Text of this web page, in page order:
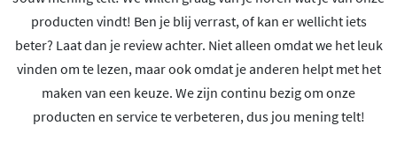
producten vindt! Ben je blij verrast, of kan er wellicht iets
beter? Laat dan je review achter. Niet alleen omdat we het leuk
vinden om te lezen, maar ook omdat je anderen helpt met het
maken van een keuze. We zijn continu bezig om onze
producten en service te verbeteren, dus jou mening telt!